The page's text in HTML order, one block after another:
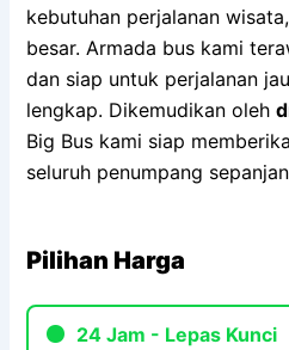
kebutuhan perjalanan
besar. Armada bus kami
dan siap untuk perjalanan
lengkap. Dikemudikan oleh
Big Bus kami siap
seluruh penumpang
Pilihan Harga
24 Jam - Lepas Kunci